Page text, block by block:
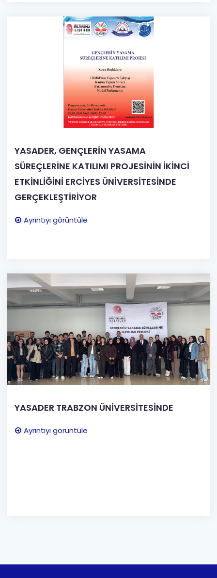
YASADER, GENÇLERİN YASAMA
SÜREÇLERİNE KATILIMI PROJESİNİN İKİNCİ
ETKİNLİĞİNİ ERCİYES ÜNİVERSİTESİNDE
GERÇEKLEŞTİRİYOR
Ayrıntıyı görüntüle
YASADER TRABZON ÜNİVERSİTESİNDE
Ayrıntıyı görüntüle